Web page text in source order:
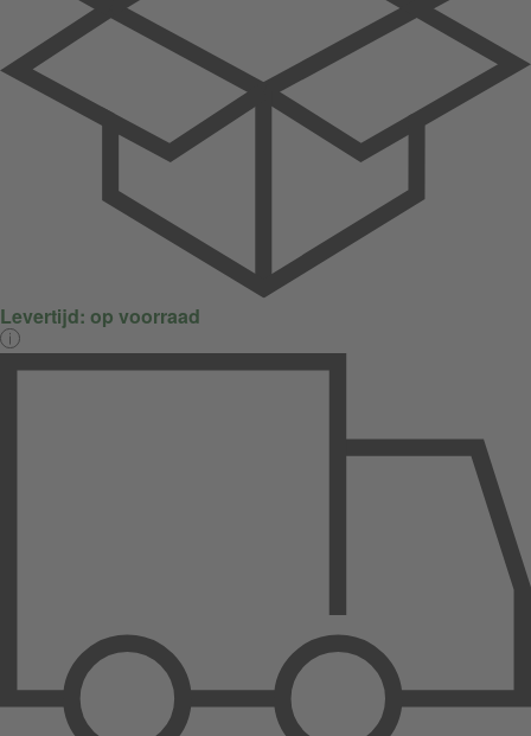
Levertijd: op voorraad